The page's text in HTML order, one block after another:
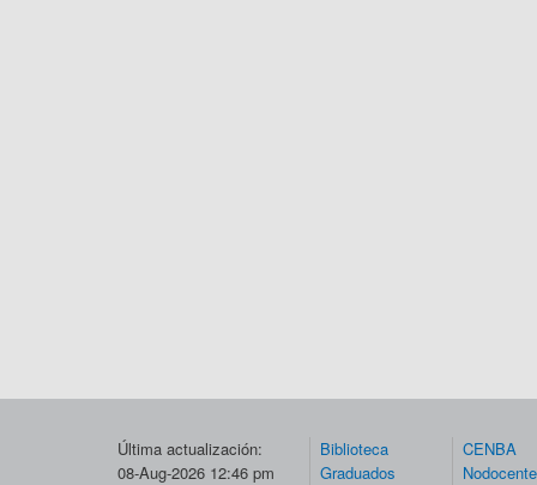
Última actualización:
08-Aug-2026 12:46 pm
Biblioteca
Graduados
CENBA